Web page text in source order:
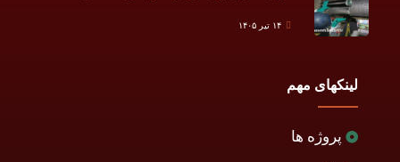
۱۴ تیر ۱۴۰۵
لینکهای مهم
پروژه ها